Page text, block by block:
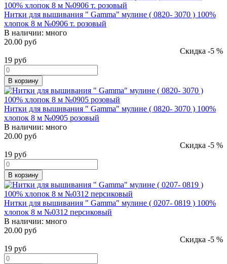
Нитки для вышивания " Gamma" мулине ( 0820- 3070 ) 100%
хлопок 8 м №0906 т. розовый
В наличии: много
20.00 руб
Скидка -5 %
19 руб
В корзину
Нитки для вышивания " Gamma" мулине ( 0820- 3070 ) 100%
хлопок 8 м №0905 розовый
В наличии: много
20.00 руб
Скидка -5 %
19 руб
В корзину
Нитки для вышивания " Gamma" мулине ( 0207- 0819 ) 100%
хлопок 8 м №0312 персиковый
В наличии: много
20.00 руб
Скидка -5 %
19 руб